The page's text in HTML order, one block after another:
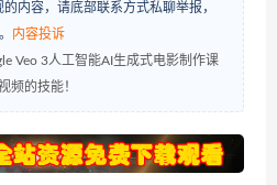
内容，请底部联系方式私聊举报，
内容投诉
Veo 3人工智能AI生成式电影制作课
频的技能！